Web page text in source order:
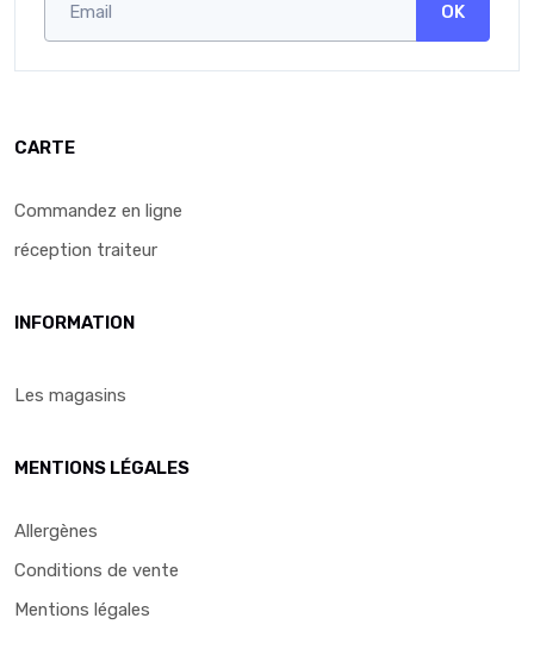
OK
CARTE
Commandez en ligne
réception traiteur
INFORMATION
Les magasins
MENTIONS LÉGALES
Allergènes
Conditions de vente
Mentions légales